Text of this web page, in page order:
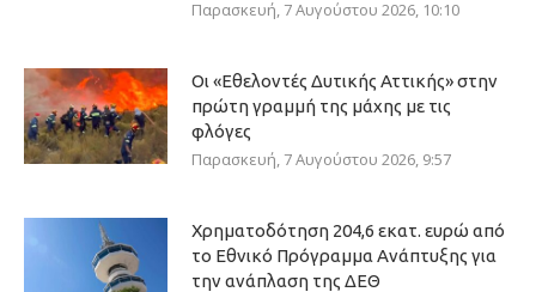
Παρασκευή, 7 Αυγούστου 2026, 10:10
Οι «Εθελοντές Δυτικής Αττικής» στην
πρώτη γραμμή της μάχης με τις
φλόγες
Παρασκευή, 7 Αυγούστου 2026, 9:57
Χρηματοδότηση 204,6 εκατ. ευρώ από
το Εθνικό Πρόγραμμα Ανάπτυξης για
την ανάπλαση της ΔΕΘ